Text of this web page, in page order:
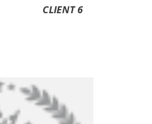
CLIENT 6